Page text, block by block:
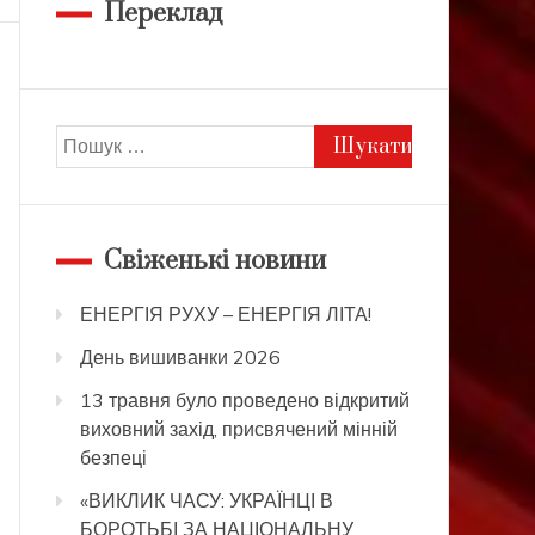
Переклад
Пошук:
Свіженькі новини
ЕНЕРГІЯ РУХУ – ЕНЕРГІЯ ЛІТА!
День вишиванки 2026
13 травня було проведено відкритий
виховний захід, присвячений мінній
безпеці
«ВИКЛИК ЧАСУ: УКРАЇНЦІ В
БОРОТЬБІ ЗА НАЦІОНАЛЬНУ